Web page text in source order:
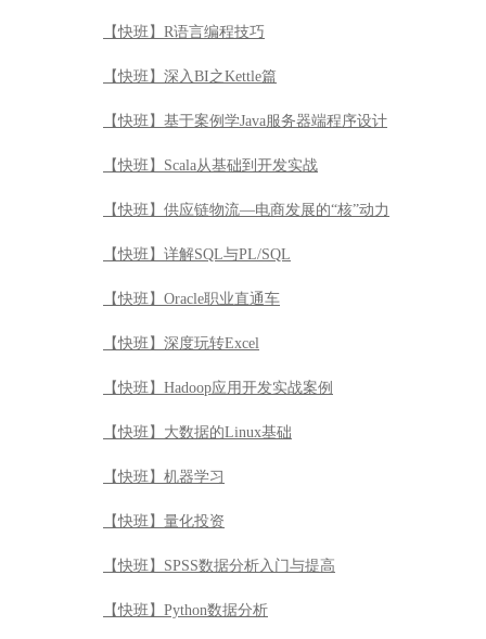
【快班】R语言编程技巧
【快班】深入BI之Kettle篇
【快班】基于案例学Java服务器端程序设计
【快班】Scala从基础到开发实战
【快班】供应链物流—电商发展的“核”动力
【快班】详解SQL与PL/SQL
【快班】Oracle职业直通车
【快班】深度玩转Excel
【快班】Hadoop应用开发实战案例
【快班】大数据的Linux基础
【快班】机器学习
【快班】量化投资
【快班】SPSS数据分析入门与提高
【快班】Python数据分析